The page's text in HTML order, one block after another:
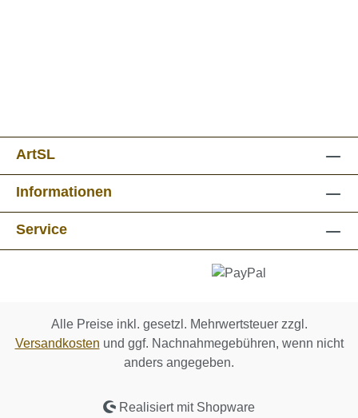
ArtSL
Informationen
Service
Alle Preise inkl. gesetzl. Mehrwertsteuer zzgl.
Versandkosten und ggf. Nachnahmegebühren, wenn nicht
anders angegeben.
Realisiert mit Shopware